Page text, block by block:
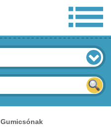
Gumicsónak